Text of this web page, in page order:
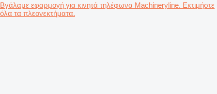
Βγάλαμε εφαρμογή για κινητά τηλέφωνα Machineryline. Εκτιμήστε
όλα τα πλεονεκτήματα.